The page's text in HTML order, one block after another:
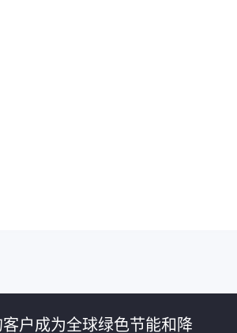
户成为全球绿色节能和降